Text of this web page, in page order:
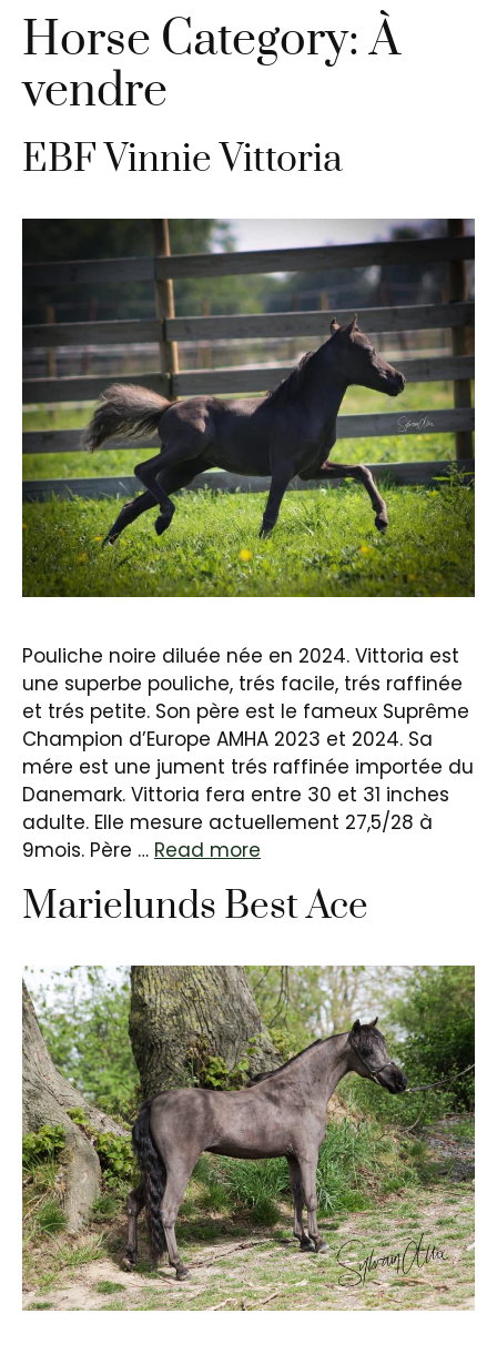
Horse Category:À
vendre
EBF Vinnie Vittoria
Pouliche noire diluée née en 2024. Vittoria est
une superbe pouliche, trés facile, trés raffinée
et trés petite. Son père est le fameux Suprême
Champion d’Europe AMHA 2023 et 2024. Sa
mére est une jument trés raffinée importée du
Danemark. Vittoria fera entre 30 et 31 inches
adulte. Elle mesure actuellement 27,5/28 à
9mois. Père … Read more
Marielunds Best Ace